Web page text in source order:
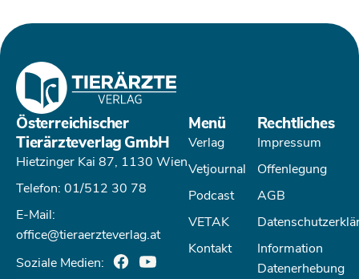
Menü
Verlag
Vetjournal
Podcast
VETAK
Kontakt
Rechtliches
Impressum
Offenlegung
AGB
Information
Datenerhebung
Österreichischer
Tierärzteverlag GmbH
Hietzinger Kai 87, 1130 Wien
Telefon: 01/512 30 78
E-Mail:
office@tieraerzteverlag.at
Soziale Medien: